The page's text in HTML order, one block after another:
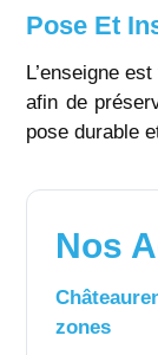
Pose Et
L’enseigne
afin de
pose durable
Nos
zones